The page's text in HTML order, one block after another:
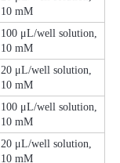
10 mM
100 μL/well solution,
10 mM
20 μL/well solution,
10 mM
100 μL/well solution,
10 mM
20 μL/well solution,
10 mM